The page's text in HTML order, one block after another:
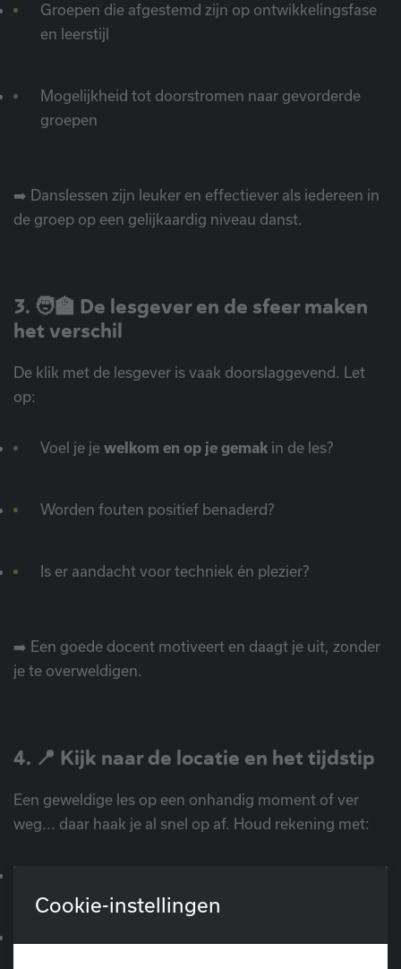
Groepen die afgestemd zijn op ontwikkelingsfase
en leerstijl
Mogelijkheid tot doorstromen naar gevorderde
groepen
➡️ Danslessen zijn leuker en effectiever als iedereen in
de groep op een gelijkaardig niveau danst.
3. 🧑‍🏫 De lesgever en de sfeer maken
het verschil
De klik met de lesgever is vaak doorslaggevend. Let
op:
Voel je je welkom en op je gemak in de les?
Worden fouten positief benaderd?
Is er aandacht voor techniek én plezier?
➡️ Een goede docent motiveert en daagt je uit, zonder
je te overweldigen.
4. 📍 Kijk naar de locatie en het tijdstip
Een geweldige les op een onhandig moment of ver
weg... daar haak je al snel op af. Houd rekening met:
Cookie-instellingen